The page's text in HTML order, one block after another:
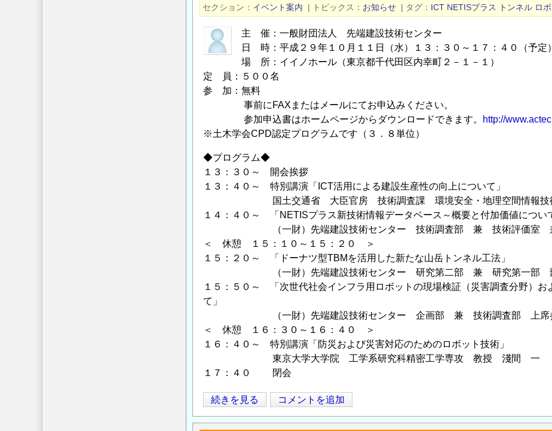
Safety2.0
を
導
し
た
ネ
構
築
ス
等
つ
い
セクション
イベント案内 | トピックス お知らせ | タグ ICT NETISプラス トンネル ロ
主 催：一般財団法人 先端建設技術センター
日 時：平成２９年１０月１１日（水）１３：３０～１７：４０（予定
場 所：イイノホール（東京都千代田区内幸町２－１－１）
定 員：５００名
参 加：無料
事前にFAXまたはメールにてお申込みください。
参加申込書はホームページからダウンロードできます。
http://
※土木学会CPD認定プログラムです（３．８単位）
◆プログラム◆
１３：３０～ 開会挨拶
１３：４０～ 特別講演「ICT活用による建設生産性の向上について」
国土交通省 大臣官房 技術調査課 環境安全・地理空間情報技
１４：４０～ 「NETISプラス新技術情報データベース～概要と付加価値につい
（一財）先端建設技術センター 技術調査部 兼 技術評価室
＜ 休憩 １５：１０～１５：２０ ＞
１５：２０～ 「ドーナツ型TBMを活用した新たな山岳トンネル工法」
（一財）先端建設技術センター 研究第二部 兼 研究第一部
１５：５０～ 「次世代社会インフラ用ロボットの現場検証（災害調査分野）お
て」
（一財）先端建設技術センター 企画部 兼 技術調査部 上席
＜ 休憩 １６：３０～１６：４０ ＞
１６：４０～ 特別講演「防災および災害対応のためのロボット技術」
東京大学大学院 工学系研究科精密工学専攻 教授 淺間 一
１７：４０ 閉会
10
月
続きを見る コメントを追加